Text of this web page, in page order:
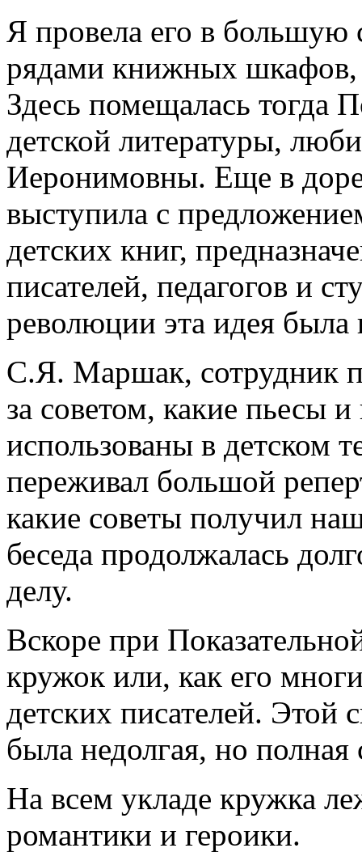
Я провела его в большую
рядами книжных шкафов,
Здесь помещалась тогда
детской литературы,
Иеронимовны. Еще в
выступила с
детских книг,
писателей, педагогов и
революции эта идея была
С.Я. Маршак, сотрудник
за советом, какие пьесы
использованы в детском
переживал большой
какие советы получил
беседа продолжалась
делу.
Вскоре при
кружок или, как его
детских писателей. Этой
была недолгая, но
На всем укладе кружка
романтики и героики.